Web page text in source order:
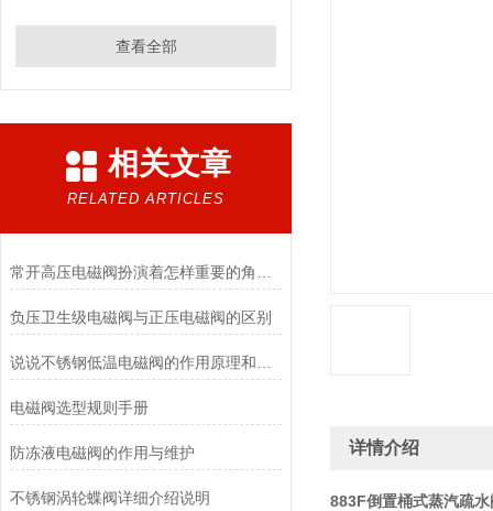
查看全部
相关文章
RELATED ARTICLES
负压卫生级电磁阀与正压电磁阀的区别
电磁阀选型规则手册
防冻液电磁阀的作用与维护
不锈钢涡轮蝶阀详细介绍说明
详情介绍
883F倒置桶式蒸汽疏水